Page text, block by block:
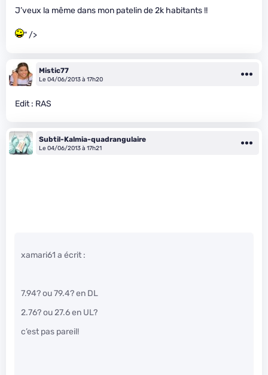
J’veux la même dans mon patelin de 2k habitants !!
" />
Mistic77
Le 04/06/2013 à 17h20
Edit : RAS
Subtil-Kalmia-quadrangulaire
Le 04/06/2013 à 17h21
xamari61 a écrit :
7.94? ou 79.4? en DL
2.76? ou 27.6 en UL?
c’est pas pareil!